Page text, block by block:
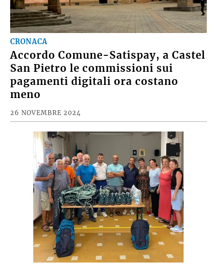
CRONACA
Accordo Comune-Satispay, a Castel
San Pietro le commissioni sui
pagamenti digitali ora costano
meno
26 NOVEMBRE 2024